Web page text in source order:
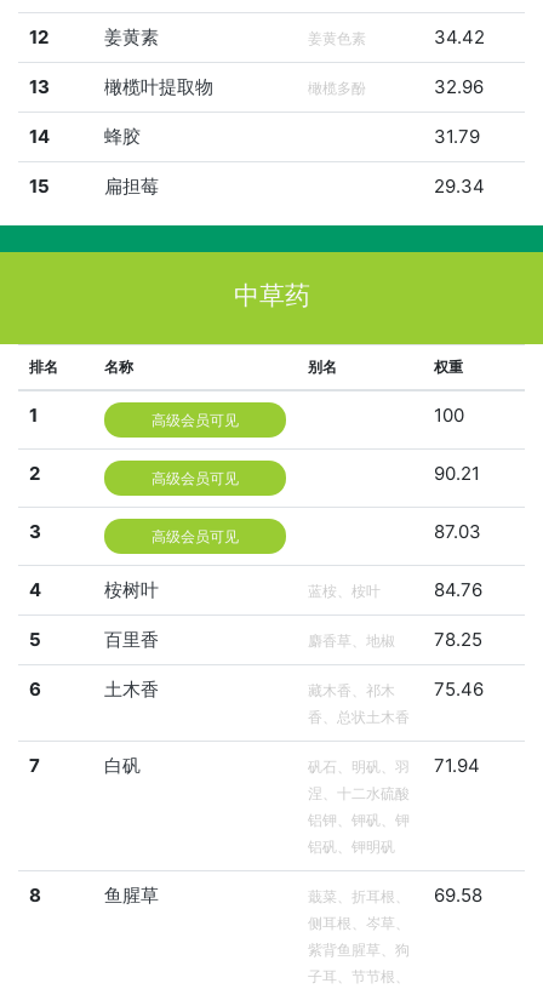
12 姜黄素 姜黄色素 34.42
13 橄榄叶提取物 橄榄多酚 32.96
14 蜂胶 31.79
15 扁担莓 29.34
中草药
排名 名称 别名 权重
1 高级会员可见 100
2 高级会员可见 90.21
3 高级会员可见 87.03
4 桉树叶 蓝桉、桉叶 84.76
5 百里香 麝香草、地椒 78.25
6 土木香
藏木香、祁木
香、总状土木香
75.46
7 白矾
矾石、明矾、羽
涅、十二水硫酸
铝钾、钾矾、钾
铝矾、钾明矾
71.94
8 鱼腥草
蕺菜、折耳根、
侧耳根、岑草、
紫背鱼腥草、狗
子耳、节节根、
69.58